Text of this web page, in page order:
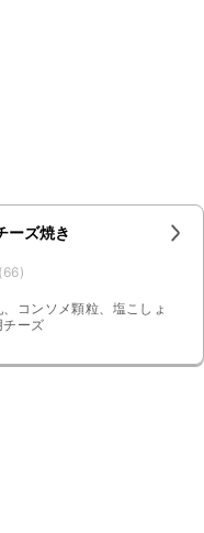
ーズ焼き
(66)
コンソメ顆粒、塩こしょ
チーズ